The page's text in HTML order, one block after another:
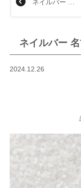
ネイルバー
2024.12.26